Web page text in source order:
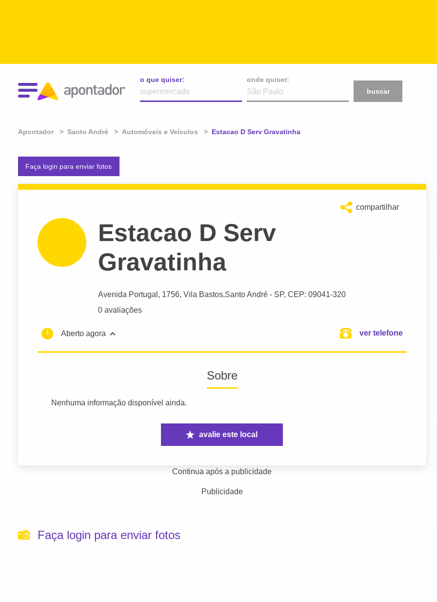
o que quiser:
onde quiser:
buscar
Apontador Santo André Automóveis e Veículos Atual:
Estacao D Serv Gravatinha
Faça login para enviar fotos
compartilhar
Estacao D Serv
Gravatinha
Avenida Portugal , 1756, Vila Bastos,Santo André - SP, CEP: 09041-320
0 avaliações
Aberto agora ver telefone
Sobre
Nenhuma informação disponível ainda.
avalie este local
Continua após a publicidade
Publicidade
Faça login para enviar fotos